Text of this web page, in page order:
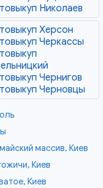
Николаев
Херсон
Черкассы
Чернигов
Черновцы
массив, Киев
Киев
Киев